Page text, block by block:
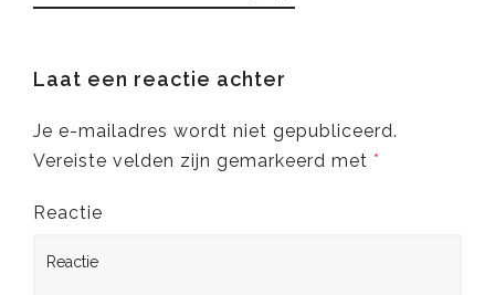
Laat een reactie achter
Je e-mailadres wordt niet gepubliceerd.
Vereiste velden zijn gemarkeerd met *
Reactie